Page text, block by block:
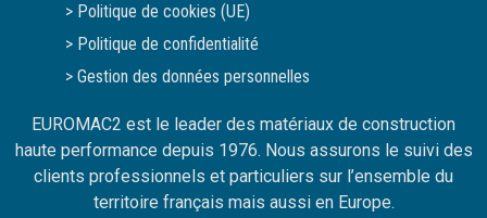
> Politique de cookies (UE)
> Politique de confidentialité
> Gestion des données personnelles
EUROMAC2 est le leader des matériaux de construction
haute performance depuis 1976. Nous assurons le suivi des
clients professionnels et particuliers sur l’ensemble du
territoire français mais aussi en Europe.